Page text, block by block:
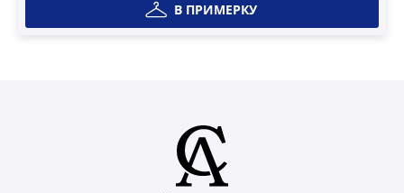
В ПРИМЕРКУ